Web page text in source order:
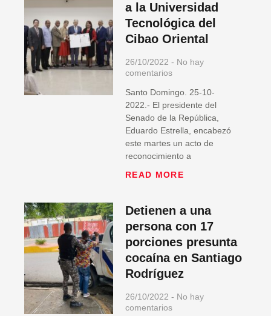
a la Universidad
Tecnológica del
Cibao Oriental
26/10/2022
No hay
comentarios
Santo Domingo. 25-10-
2022.- El presidente del
Senado de la República,
Eduardo Estrella, encabezó
este martes un acto de
reconocimiento a
READ MORE
Detienen a una
persona con 17
porciones presunta
cocaína en Santiago
Rodríguez
26/10/2022
No hay
comentarios